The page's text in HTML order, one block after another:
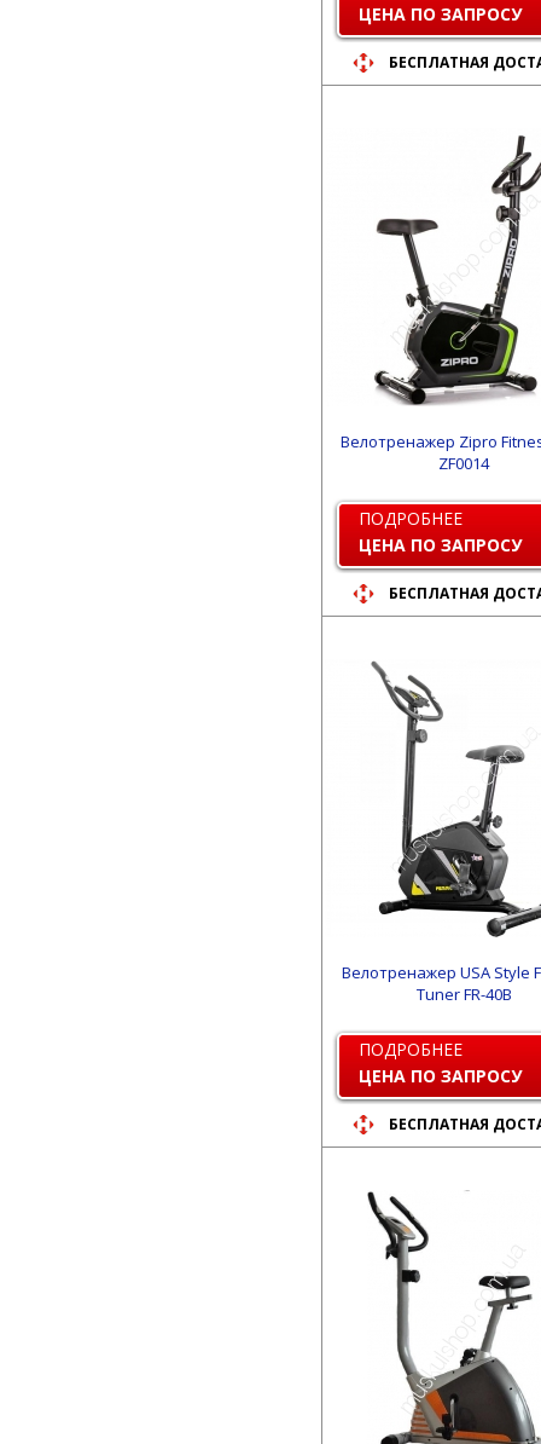
ЦЕНА ПО ЗАПРОСУ
БЕСПЛАТНАЯ
Велотренажер Zipro
ZF0014
ПОДРОБНЕЕ
ЦЕНА ПО ЗАПРОСУ
БЕСПЛАТНАЯ
Велотренажер USA Style
Tuner FR-40B
ПОДРОБНЕЕ
ЦЕНА ПО ЗАПРОСУ
БЕСПЛАТНАЯ